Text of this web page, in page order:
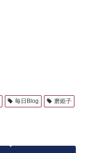
毎日Blog
磨姫子